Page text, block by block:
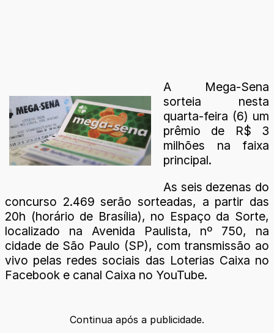
A Mega-Sena
sorteia nesta
quarta-feira (6) um
prêmio de R$ 3
milhões na faixa
principal.
As seis dezenas do
concurso 2.469 serão sorteadas, a partir das
20h (horário de Brasília), no Espaço da Sorte,
localizado na Avenida Paulista, nº 750, na
cidade de São Paulo (SP), com transmissão ao
vivo pelas redes sociais das Loterias Caixa no
Facebook e canal Caixa no YouTube.
Continua após a publicidade.